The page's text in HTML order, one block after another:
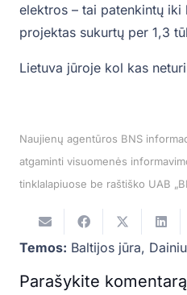
elektros – tai patenkintų
projektas sukurtų per 1,3
Lietuva jūroje kol kas
Naujienų agentūros BNS
atgaminti visuomenės
tinklalapiuose be raštiško UAB
Temos: Baltijos jūra,
Parašykite komentarą